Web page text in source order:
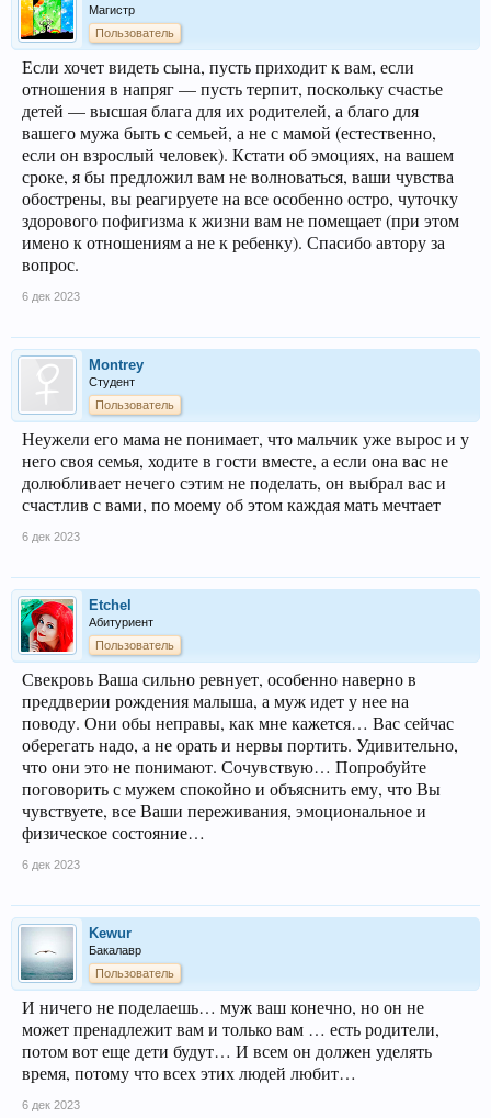
Магистр
Пользователь
Если хочет видеть сына, пусть приходит к вам, если
отношения в напряг — пусть терпит, поскольку счастье
детей — высшая блага для их родителей, а благо для
вашего мужа быть с семьей, а не с мамой (естественно,
если он взрослый человек). Кстати об эмоциях, на вашем
сроке, я бы предложил вам не волноваться, ваши чувства
обострены, вы реагируете на все особенно остро, чуточку
здорового пофигизма к жизни вам не помещает (при этом
имено к отношениям а не к ребенку). Спасибо автору за
вопрос.
6 дек 2023
Montrey
Студент
Пользователь
Неужели его мама не понимает, что мальчик уже вырос и у
него своя семья, ходите в гости вместе, а если она вас не
долюбливает нечего сэтим не поделать, он выбрал вас и
счастлив с вами, по моему об этом каждая мать мечтает
6 дек 2023
Etchel
Абитуриент
Пользователь
Свекровь Ваша сильно ревнует, особенно наверно в
преддверии рождения малыша, а муж идет у нее на
поводу. Они обы неправы, как мне кажется… Вас сейчас
оберегать надо, а не орать и нервы портить. Удивительно,
что они это не понимают. Сочувствую… Попробуйте
поговорить с мужем спокойно и объяснить ему, что Вы
чувствуете, все Ваши переживания, эмоциональное и
физическое состояние…
6 дек 2023
Kewur
Бакалавр
Пользователь
И ничего не поделаешь… муж ваш конечно, но он не
может пренадлежит вам и только вам … есть родители,
потом вот еще дети будут… И всем он должен уделять
время, потому что всех этих людей любит…
6 дек 2023